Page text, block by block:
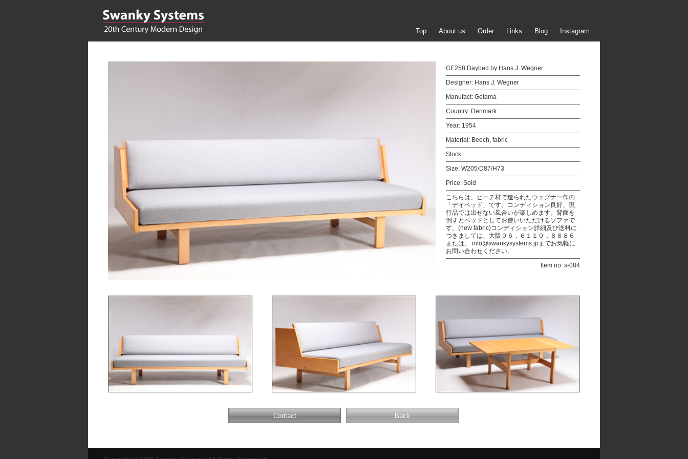
Top About us Order Links Blog Instagram
GE258 Daybed by Hans J. Wegner
Designer: Hans J. Wegner
Manufact: Getama
Country: Denmark
Year: 1954
Material: Beech, fabric
Stock:
Size: W205/D87/H73
Price: Sold
こちらは、ビーチ材で造られたウェグナー作の
「デイベッド」です。コンディション良好、現
行品では出せない風合いが楽しめます。背面を
倒すとベッドとしてお使いいただけるソファで
す。(new fabric)コンディション詳細及び送料に
つきましては、大阪０６．６１１０．８８８６
または、 info@swankysystems.jpまでお気軽に
お問い合わせください。
Item no: s-084
Contact Back